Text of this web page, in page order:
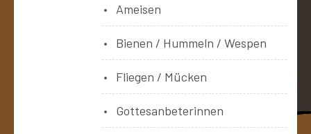
Ameisen
Bienen / Hummeln / Wespen
Fliegen / Mücken
Gottesanbeterinnen